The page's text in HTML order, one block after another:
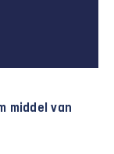
middel van